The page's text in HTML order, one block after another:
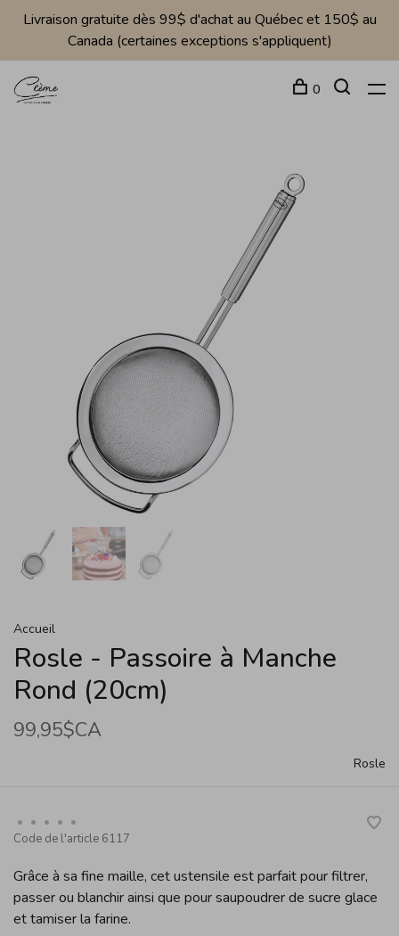
Livraison gratuite dès 99$ d'achat au Québec et 150$ au
Canada (certaines exceptions s'appliquent)
0
Accueil
Rosle - Passoire à Manche
Rond (20cm)
99,95$CA
Rosle
• • • • •
Code de l'article 6117
Grâce à sa fine maille, cet ustensile est parfait pour filtrer,
passer ou blanchir ainsi que pour saupoudrer de sucre glace
et tamiser la farine.